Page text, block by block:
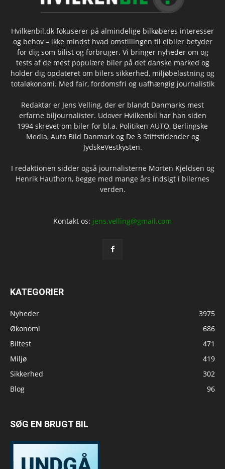
Hvilkenbil.dk fokuserer på almindelige bilkøberes interesser
og behov – ikke mindst hvad omstillingen til elbiler betyder
for dig som bilist og forbruger. Vi bringer nyheder om og
tests af de mest populære biler på det danske marked og
holder dig opdateret om bilers sikkerhed, miljøbelastning og
totaløkonomi. Med fair, fordomsfri og uafhængig journalistik
Redaktør er Jens Velling, der er blandt Danmarks mest
erfarne biljournalister. Udover Hvilkenbil har han siden
1994 skrevet om biler for bl.a. Politiken AUTO, Berlingske
Media, Auto Bild Danmark og De 3 Stiftstidender og
JydskeVestkysten.
I redaktionen sidder også journalisterne Morten Kjeldsen og
Henrik Hauthorn, begge med mange års indsigt i bilernes
verden.
Kontakt os: jens.velling@gmail.com
KATEGORIER
Nyheder
3975
Økonomi
686
Biltest
471
Miljø
419
Sikkerhed
302
Blog
96
SØG EN BRUGT BIL